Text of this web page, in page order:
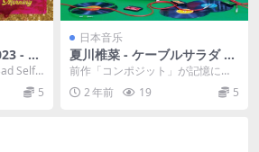
- Tu
44.1
Self
5
日本音乐
夏川椎菜 - ケーブルサラダ 20
23 [24bit/96kHz] [Hi-Res Fl
ac 1.12GB]
前作「コンポジット」が記憶に新
しい中、夏川椎菜3rdフルアルバム
のリリースが決定...
2 年前 19 5